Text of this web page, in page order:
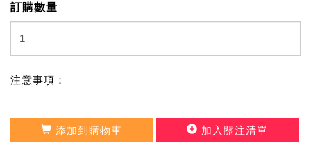
訂購數量
注意事項：
添加到購物車 加入關注清單